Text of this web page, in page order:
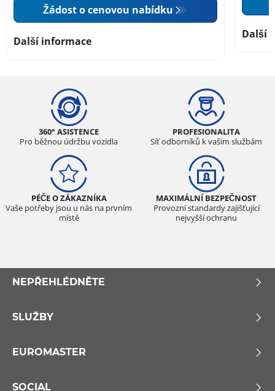
Žádost o cenovou nabídku
Další informace
Další
360° ASISTENCE
Pro běžnou údržbu vozidla
PROFESIONALITA
Síť odborníků k vašim službám
PÉČE O ZÁKAZNÍKA
Vaše potřeby jsou u nás na prvním
místě
MAXIMÁLNÍ BEZPEČNOST
Provozní standardy zajišťující
nejvyšší ochranu
NEPŘEHLÉDNĚTE
SLUŽBY
EUROMASTER
SOCIAL